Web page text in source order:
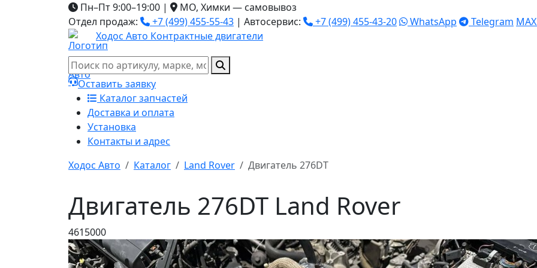
Пн–Пт 9:00–19:00 |
МО, Химки — самовывоз
Отдел продаж:
+7 (499) 455-55-43 | Автосервис: +7 (499) 455-43-20 WhatsApp Telegram MAX
Ходос Авто Контрактные двигатели
Оставить заявку
Каталог запчастей
Доставка и оплата
Установка
Контакты и адрес
Ходос Авто
Каталог Land Rover Двигатель 276DT
Двигатель 276DT Land Rover
4615000